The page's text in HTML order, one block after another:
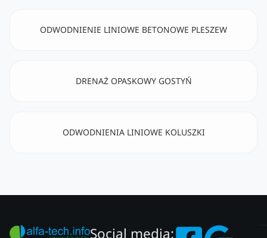
ODWODNIENIE LINIOWE BETONOWE PLESZEW
DRENAŻ OPASKOWY GOSTYŃ
ODWODNIENIA LINIOWE KOLUSZKI
Social media: